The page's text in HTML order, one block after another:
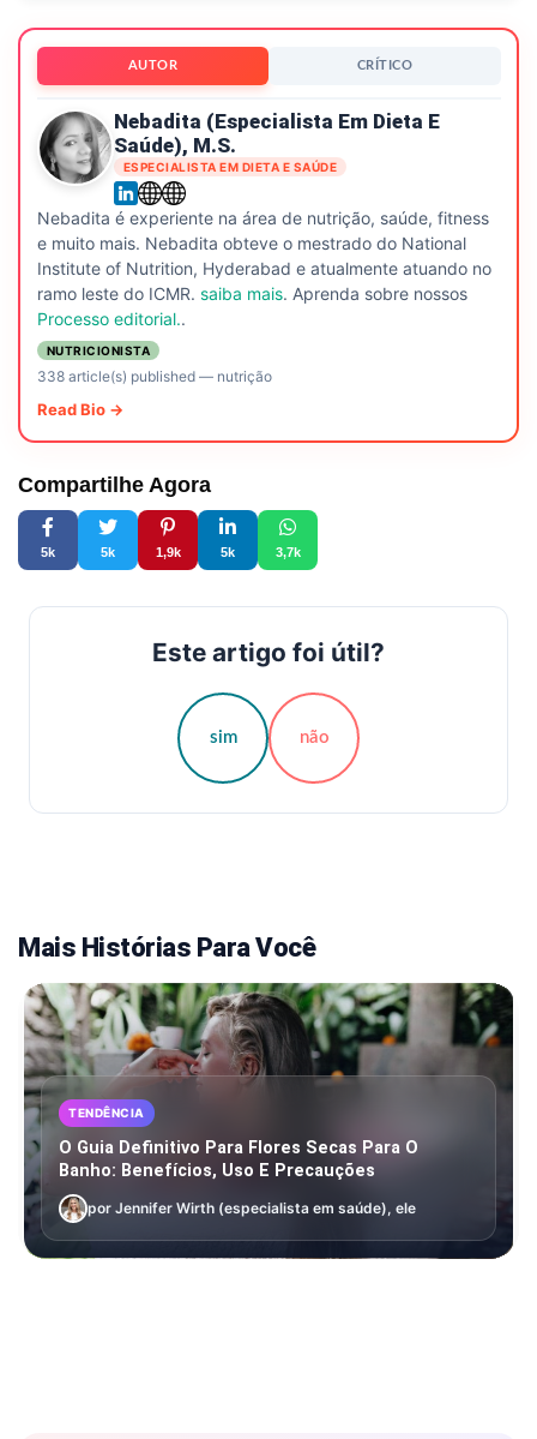
AUTOR CRÍTICO
Nebadita (especialista Em Dieta E
Saúde), M.S.
ESPECIALISTA EM DIETA E SAÚDE
Nebadita é experiente na área de nutrição, saúde, fitness
e muito mais. Nebadita obteve o mestrado do National
Institute of Nutrition, Hyderabad e atualmente atuando no
ramo leste do ICMR. saiba mais. Aprenda sobre nossos
Processo editorial..
NUTRICIONISTA
338 article(s) published— nutrição
Read Bio →
Compartilhe Agora
5k 5k 1,9k 5k 3,7k
Este artigo foi útil?
sim não
Mais Histórias Para Você
TENDÊNCIA
O Guia Definitivo Para Flores Secas Para O
Banho: Benefícios, Uso E Precauções
por Jennifer Wirth (especialista em saúde), ele